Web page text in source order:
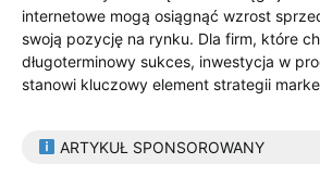
internetowe mogą osiągnąć wzrost
swoją pozycję na rynku. Dla firm, które
długoterminowy sukces, inwestycja w
stanowi kluczowy element strategii
ARTYKUŁ SPONSOROWANY